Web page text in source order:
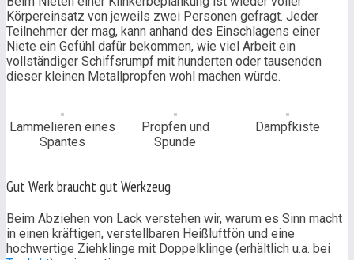
Körpereinsatz von jeweils zwei Personen gefragt. Jeder
Teilnehmer der mag, kann anhand des Einschlagens einer
Niete ein Gefühl dafür bekommen, wie viel Arbeit ein
vollständiger Schiffsrumpf mit hunderten oder tausenden
dieser kleinen Metallpropfen wohl machen würde.
Lammelieren eines
Spantes
Propfen und
Spunde
Dämpfkiste
Gut Werk braucht gut Werkzeug
Beim Abziehen von Lack verstehen wir, warum es Sinn macht
in einen kräftigen, verstellbaren Heißluftfön und eine
hochwertige Ziehklinge mit Doppelklinge (erhältlich u.a. bei